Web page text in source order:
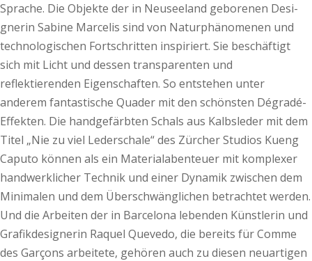
Sprache. Die Objekte der in Neuseeland geborenen Desi­
gnerin Sabine Marcelis sind von Naturphänomenen und
technologischen Fortschritten inspiriert. Sie beschäftigt
sich mit Licht und dessen transparenten und
reflektierenden Eigenschaften. So entstehen unter
anderem fantastische Quader mit den schönsten Dégradé-
Effekten. Die handgefärbten Schals aus Kalbsleder mit dem
Titel „Nie zu viel Lederschale“ des Zürcher Studios Kueng
Caputo können als ein Materialabenteuer mit komplexer
handwerklicher Technik und einer Dynamik zwischen dem
Minimalen und dem Überschwänglichen betrachtet werden.
Und die Arbeiten der in Barcelona lebenden Künstlerin und
Grafikdesignerin Raquel Quevedo, die bereits für Comme
des Garçons arbeitete, gehören auch zu diesen neuartigen